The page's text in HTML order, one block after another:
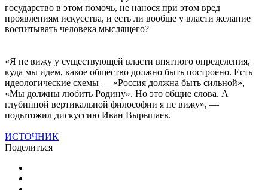
государство в этом помочь, не нанося при этом вред
проявлениям искусства, и есть ли вообще у власти желание
воспитывать человека мыслящего?
«Я не вижу у существующей власти внятного определения,
куда мы идем, какое общество должно быть построено. Есть
идеологические схемы — «Россия должна быть сильной»,
«Мы должны любить Родину». Но это общие слова. А
глубинной вертикальной философии я не вижу», —
подытожил дискуссию Иван Вырыпаев.
ИСТОЧНИК
Поделиться